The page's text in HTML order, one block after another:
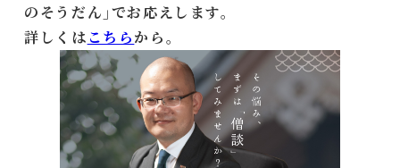
のそうだん｣でお応えします。
詳しくは こちらから。